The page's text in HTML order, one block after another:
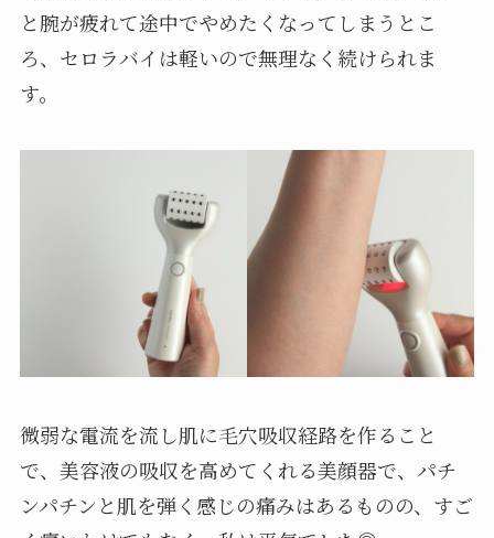
と腕が疲れて途中でやめたくなってしまうとこ
ろ、セロラバイは軽いので無理なく続けられま
す。
微弱な電流を流し肌に毛穴吸収経路を作ること
で、美容液の吸収を高めてくれる美顔器で、パチ
ンパチンと肌を弾く感じの痛みはあるものの、すご